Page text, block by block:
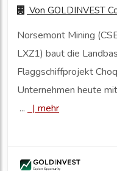
Von GOLDINVEST
Norsemont Mining
LXZ1) baut die
Flaggschiffprojekt
Unternehmen heute
... |mehr